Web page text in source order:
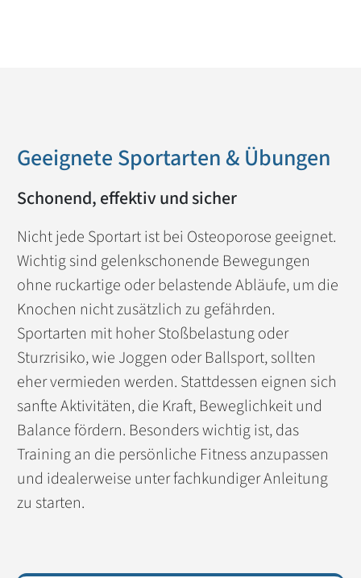
Geeignete Sportarten & Übungen
Schonend, effektiv und sicher
Nicht jede Sportart ist bei Osteoporose geeignet.
Wichtig sind gelenkschonende Bewegungen
ohne ruckartige oder belastende Abläufe, um die
Knochen nicht zusätzlich zu gefährden.
Sportarten mit hoher Stoßbelastung oder
Sturzrisiko, wie Joggen oder Ballsport, sollten
eher vermieden werden. Stattdessen eignen sich
sanfte Aktivitäten, die Kraft, Beweglichkeit und
Balance fördern. Besonders wichtig ist, das
Training an die persönliche Fitness anzupassen
und idealerweise unter fachkundiger Anleitung
zu starten.